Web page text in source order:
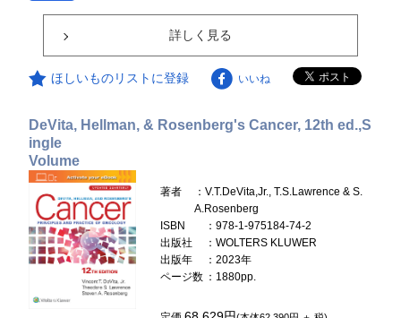
詳しく見る
ほしいものリストに登録 いいね
DeVita, Hellman, & Rosenberg's Cancer, 12th ed.,S
ingle
Volume
著者
：V.T.DeVita,Jr., T.S.Lawrence & S.
A.Rosenberg
ISBN
：978-1-975184-74-2
出版社
：WOLTERS KLUWER
出版年
：2023年
ページ数 ：1880pp.